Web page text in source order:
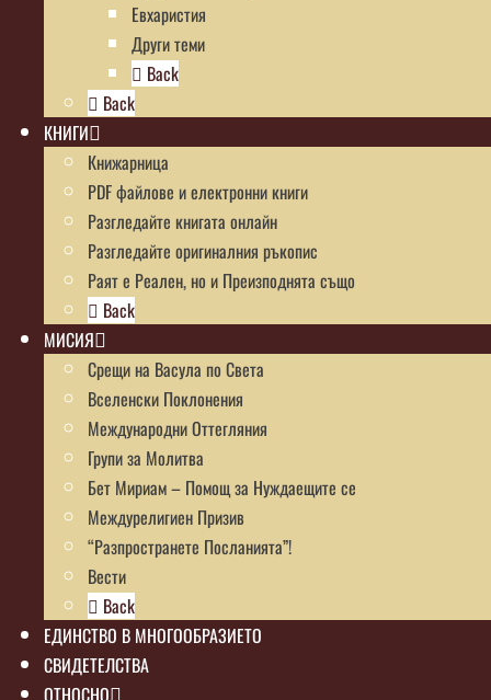
Евхаристия
Други теми
Back
Back
КНИГИ
Книжарница
PDF файлове и електронни книги
Разгледайте книгата онлайн
Разгледайте оригиналния ръкопис
Раят е Реален, но и Преизподнята също
Back
МИСИЯ
Срещи на Васула по Света
Вселенски Поклонения
Международни Оттегляния
Групи за Молитва
Бет Мириам – Помощ за Нуждаещите се
Междурелигиен Призив
“Разпространете Посланията”!
Вести
Back
ЕДИНСТВО В МНОГООБРАЗИЕТО
СВИДЕТЕЛСТВА